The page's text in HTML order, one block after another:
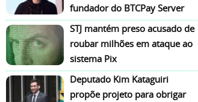
fundador do BTCPay Server
STJ mantém preso acusado de
roubar milhões em ataque ao
sistema Pix
Deputado Kim Kataguiri
propõe projeto para obrigar